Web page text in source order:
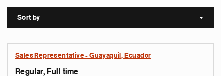
Sort by Sort
Sales Representative - Guayaquil, Ecuador
Regular, Full time